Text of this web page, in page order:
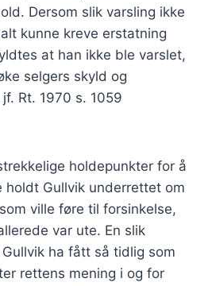
Dersom slik varsling ikke
kunne kreve erstatning
at han ikke ble varslet,
selgers skyld og
Rt. 1970 s. 1059
holdepunkter for å
holdt Gullvik underrettet om
ville føre til forsinkelse,
var ute. En slik
ha fått så tidlig som
rettens mening i og for